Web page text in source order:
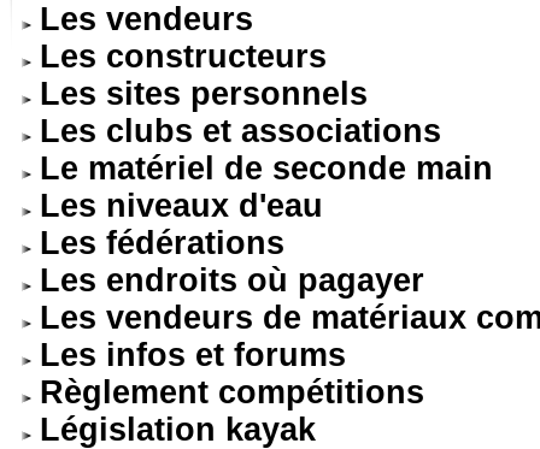
Les vendeurs
Les constructeurs
Les sites personnels
Les clubs et associations
Le matériel de seconde main
Les niveaux d'eau
Les fédérations
Les endroits où pagayer
Les vendeurs de matériaux
Les infos et forums
Règlement compétitions
Législation kayak